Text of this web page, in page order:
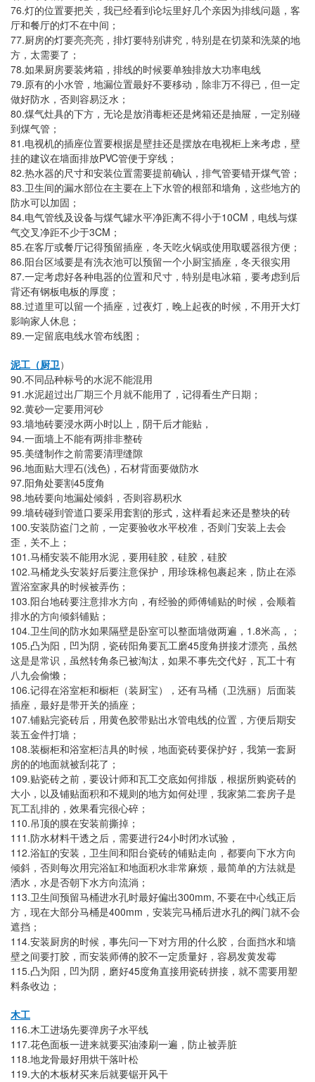
76.灯的位置要把关，我已经看到论坛里好几个亲因为排线问题，客
厅和餐厅的灯不在中间；
77.厨房的灯要亮亮亮，排灯要特别讲究，特别是在切菜和洗菜的地
方，太需要了；
78.如果厨房要装烤箱，排线的时候要单独排放大功率电线
79.原有的小水管，地漏位置最好不要移动，除非万不得已，但一定
做好防水，否则容易泛水；
80.煤气灶具的下方，无论是放消毒柜还是烤箱还是抽屉，一定别碰
到煤气管；
81.电视机的插座位置要根据是壁挂还是摆放在电视柜上来考虑，壁
挂的建议在墙面排放PVC管便于穿线；
82.热水器的尺寸和安装位置需要提前确认，排气管要错开煤气管；
83.卫生间的漏水部位在主要在上下水管的根部和墙角，这些地方的
防水可以加固；
84.电气管线及设备与煤气罐水平净距离不得小于10CM ，电线与煤
气交叉净距不少于3CM ；
85.在客厅或餐厅记得预留插座，冬天吃火锅或使用取暖器很方便；
86. 阳台区域要是有洗衣池可以预留一个小厨宝插座，冬天很实用
87.一定考虑好各种电器的位置和尺寸，特别是电冰箱，要考虑到后
背还有钢板电板的厚度；
88.过道里可以留一个插座，过夜灯，晚上起夜的时候，不用开大灯
影响家人休息；
89.一定留底电线水管布线图；
泥工（厨卫）
90.不同品种标号的水泥不能混用
91.水泥超过出厂期三个月就不能用了 ，记得看生产日期；
92.黄砂一定要用河砂
93.墙地砖要浸水两小时以上，阴干后才能贴，
94.一面墙上不能有两排非整砖
95.美缝制作之前需要清理缝隙
96.地面贴大理石(浅色) ，石材背面要做防水
97. 阳角处要割 45度角
98.地砖要向地漏处倾斜，否则容易积水
99.墙砖碰到管道口要采用套割的形式，这样看起来还是整块的砖
100.安装防盗门之前，一定要验收水平校准，否则门安装上去会
歪，关不上；
101.马桶安装不能用水泥，要用硅胶，硅胶，硅胶
102.马桶龙头安装好后要注意保护 ，用珍珠棉包裹起来，防止在添
置浴室家具的时候被弄伤；
103. 阳台地砖要注意排水方向 ，有经验的师傅铺贴的时候，会顺着
排水的方向倾斜铺贴；
104.卫生间的防水如果隔壁是卧室可以整面墙做两遍， 1.8米高，；
105.凸为阳，凹为阴，瓷砖阳角要瓦工磨45度角拼接才漂亮，虽然
这是是常识，虽然转角条已被淘汰，如果不事先交代好，瓦工十有
八九会偷懒；
106.记得在浴室柜和橱柜（装厨宝），还有马桶（卫洗丽）后面装
插座，最好是带开关的插座；
107.铺贴完瓷砖后，用黄色胶带贴出水管电线的位置，方便后期安
装五金件打墙；
108.装橱柜和浴室柜洁具的时候，地面瓷砖要保护好，我第一套厨
房的的地面就被刮花了；
109.贴瓷砖之前，要设计师和瓦工交底如何排版，根据所购瓷砖的
大小，以及铺贴面积和不规则的地方如何处理，我家第二套房子是
瓦工乱排的，效果看完很心碎；
110.吊顶的膜在安装前撕掉；
111. 防水材料干透之后，需要进行24小时闭水试验，
112.浴缸的安装，卫生间和阳台瓷砖的铺贴走向，都要向下水方向
倾斜，否则每次用完浴缸和地面积水非常麻烦，最简单的方法就是
洒水，水是否朝下水方向流淌；
113.卫生间预留马桶进水孔时最好偏出300mm, 不要在中心线正后
方，现在大部分马桶是400mm ，安装完马桶后进水孔的阀门就不会
遮挡；
114.安装厨房的时候，事先问一下对方用的什么胶，台面挡水和墙
壁之间要打胶，而安装师傅的胶不一定质量好，容易发黄发霉
115.凸为阳，凹为阴，磨好45度角直接用瓷砖拼接，就不需要用塑
料条收边；
木工
116.木工进场先要弹房子水平线
117.花色面板一进来就要买油漆刷一遍，防止被弄脏
118.地龙骨最好用烘干落叶松
119.大的木板材买来后就要锯开风干